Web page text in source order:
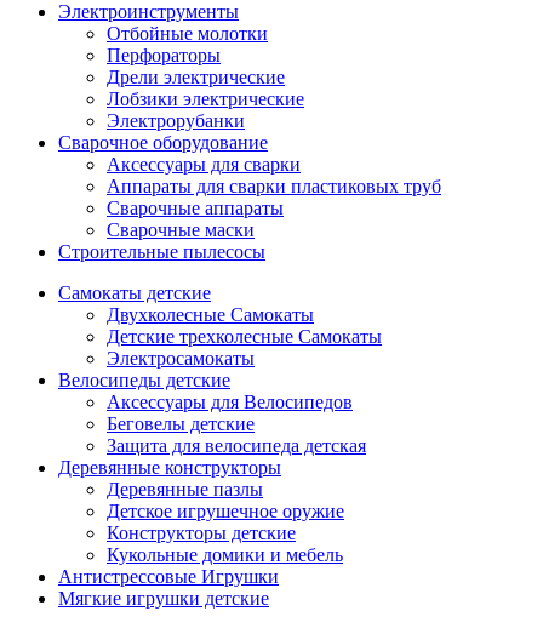
Электроинструменты
Отбойные молотки
Перфораторы
Дрели электрические
Лобзики электрические
Электрорубанки
Сварочное оборудование
Аксессуары для сварки
Аппараты для сварки пластиковых труб
Сварочные аппараты
Сварочные маски
Строительные пылесосы
Самокаты детские
Двухколесные Cамокаты
Детские трехколесные Самокаты
Электросамокаты
Велосипеды детские
Аксессуары для Велосипедов
Беговелы детские
Защита для велосипеда детская
Деревянные конструкторы
Деревянные пазлы
Детское игрушечное оружие
Конструкторы детские
Кукольные домики и мебель
Антистрессовые Игрушки
Мягкие игрушки детские